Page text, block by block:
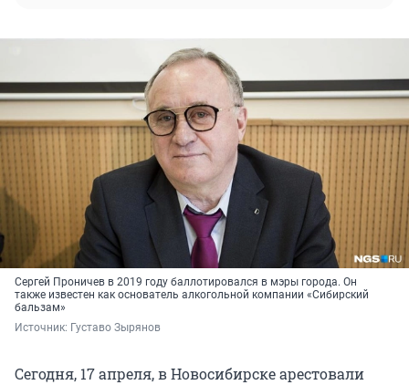
Сергей Проничев в 2019 году баллотировался в мэры города. Он
также известен как основатель алкогольной компании «Сибирский
бальзам»
Источник: Густаво Зырянов
Сегодня, 17 апреля, в Новосибирске арестовали